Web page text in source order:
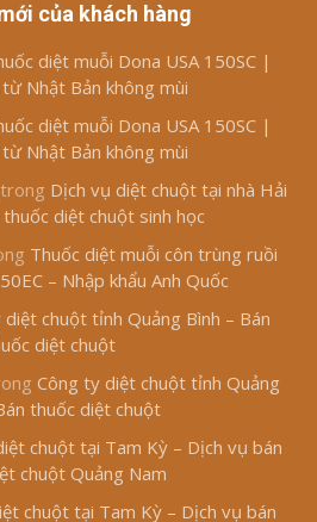
của khách hàng
diệt muỗi Dona USA 150SC |
Nhật Bản không mùi
diệt muỗi Dona USA 150SC |
Nhật Bản không mùi
trong Dịch vụ diệt chuột tại nhà Hải
diệt chuột sinh học
Thuốc diệt muỗi côn trùng ruồi
– Nhập khẩu Anh Quốc
chuột tỉnh Quảng Bình – Bán
diệt chuột
Công ty diệt chuột tỉnh Quảng
thuốc diệt chuột
chuột tại Tam Kỳ – Dịch vụ bán
chuột Quảng Nam
chuột tại Tam Kỳ – Dịch vụ bán